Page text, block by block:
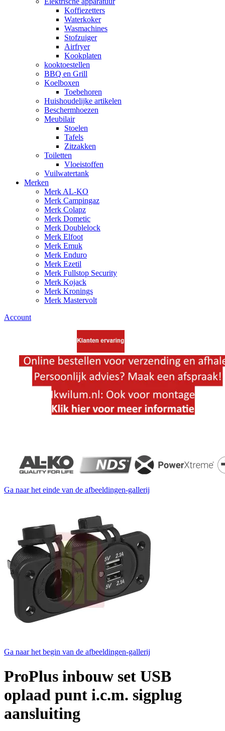
Koffiezetters
Waterkoker
Wasmachines
Stofzuiger
Airfryer
Kookplaten
kooktoestellen
BBQ en Grill
Koelboxen
Toebehoren
Huishoudelijke artikelen
Beschermhoezen
Meubilair
Stoelen
Tafels
Zitzakken
Toiletten
Vloeistoffen
Vuilwatertank
Merken
Merk AL-KO
Merk Campingaz
Merk Colapz
Merk Dometic
Merk Doublelock
Merk Elfoot
Merk Emuk
Merk Enduro
Merk Ezetil
Merk Fullstop Security
Merk Kojack
Merk Kronings
Merk Mastervolt
Account
Ga naar het einde van de afbeeldingen-gallerij
Ga naar het begin van de afbeeldingen-gallerij
ProPlus inbouw set USB
oplaad punt i.c.m. sigplug
aansluiting